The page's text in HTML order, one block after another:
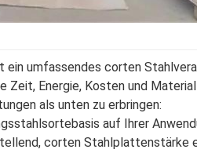
ein umfassendes corten
Energie, Kosten und
als unten zu erbringen:
auf Ihrer
corten Stahlplattenstärke